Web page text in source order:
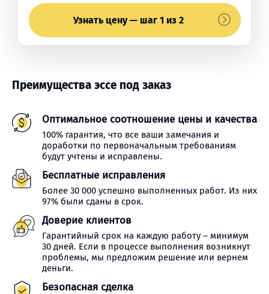
Узнать цену — шаг 1 из 2
Преимущества эссе под заказ
Оптимальное соотношение цены и качества
100% гарантия, что все ваши замечания и
доработки по первоначальным требованиям
будут учтены и исправлены.
Бесплатные исправления
Более 30 000 успешно выполненных работ. Из них
97% были сданы в срок.
Доверие клиентов
Гарантийный срок на каждую работу – минимум
30 дней. Если в процессе выполнения возникнут
проблемы, мы предложим решение или вернем
деньги.
Безопасная сделка